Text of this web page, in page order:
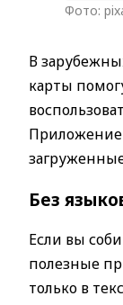
Фото:
В
карты
Без
Если вы
полезные
только в